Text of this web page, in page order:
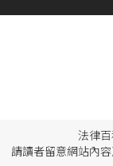
法律
請讀者留意網站內